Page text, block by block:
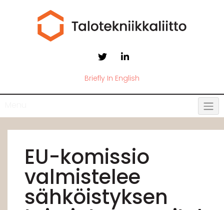
Briefly In English
EU-komissio
valmistelee
sähköistyksen